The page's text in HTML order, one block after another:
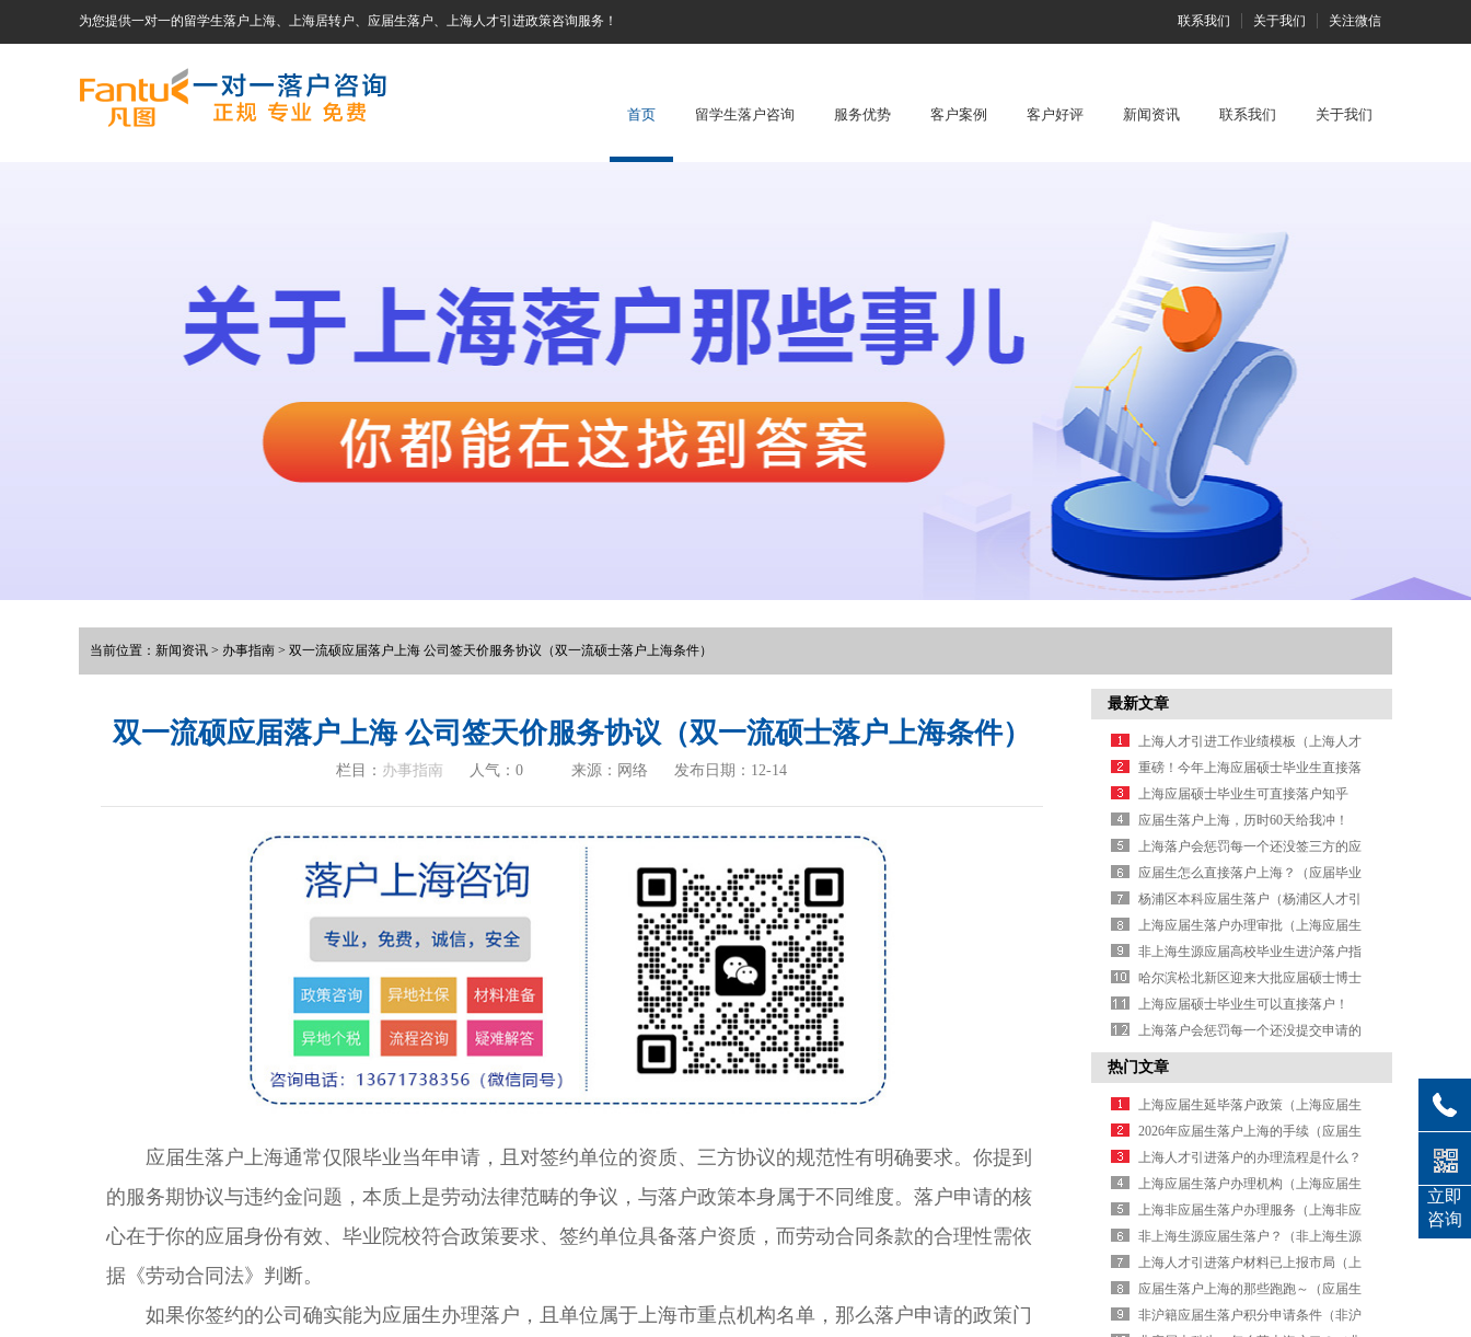
为您提供一对一的留学生落户上海、上海居转户、应届生落户、上海人才引进政策咨询服务！ 联系我们 关于我们 关注微信
首页 留学生落户咨询 服务优势 客户案例 客户好评 新闻资讯 联系我们 关于我们
当前位置： 新闻资讯 > 办事指南 > 双一流硕应届落户上海 公司签天价服务协议（双一流硕士落户上海条件）
双一流硕应届落户上海 公司签天价服务协议（双一流硕士落户上海条件）
栏目： 办事指南 人气： 0 来源：网络 发布日期：12-14
应届生落户上海通常仅限毕业当年申请，且对签约单位的资质、三方协议的规范性有明确要求。你提到
的服务期协议与违约金问题，本质上是劳动法律范畴的争议，与落户政策本身属于不同维度。落户申请的核
心在于你的应届身份有效、毕业院校符合政策要求、签约单位具备落户资质，而劳动合同条款的合理性需依
据《劳动合同法》判断。
如果你签约的公司确实能为应届生办理落户，且单位属于上海市重点机构名单，那么落户申请的政策门
最新文章
上海人才引进工作业绩模板（上海人才
引进表格）
重磅！今年上海应届硕士毕业生直接落
户！（上海硕士毕业生落户政策）
上海应届硕士毕业生可直接落户知乎
（上海应届硕士毕业生可直接落户知乎
吗）
应届生落户上海，历时60天给我冲！
（应届生上海落户标准）
上海落户会惩罚每一个还没签三方的应
届生（上海应届生没落户怎么办）
应届生怎么直接落户上海？（应届毕业
生落户上海基本条件）
杨浦区本科应届生落户（杨浦区人才引
进落户）
上海应届生落户办理审批（上海应届生
落户办理审批流程）
非上海生源应届高校毕业生进沪落户指
南（非上海生源应届生落户政策）
哈尔滨松北新区迎来大批应届硕士博士
落户（哈尔滨松北区落户新规）
上海应届硕士毕业生可以直接落户！
（上海应届硕士毕业生可以直接落户
吗）
上海落户会惩罚每一个还没提交申请的
应届生（上海应届生落户失败怎么办）
热门文章
上海应届生延毕落户政策（上海应届生
延毕落户政策文件）
2026年应届生落户上海的手续（应届生
落户上海政策达到落户标准）
上海人才引进落户的办理流程是什么？
（上海人才引进落户怎么办理）
上海应届生落户办理机构（上海应届生
落户材料清单）
上海非应届生落户办理服务（上海非应
届生落户政策）
非上海生源应届生落户？（非上海生源
毕业生落户）
上海人才引进落户材料已上报市局（上
海市人才引进落户审批要多久）
应届生落户上海的那些跑跑～（应届生
落户上海条件）
非沪籍应届生落户积分申请条件（非沪
立即
咨询